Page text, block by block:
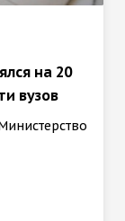
на 20
вузов